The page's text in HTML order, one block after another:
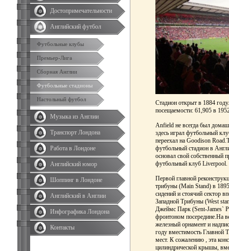
Достопримечательности
Английский футбол
Футбольные клубы
Премьер-Лига
Сборная Англии
Футбольные стадионы
Настольный футбол
Музыка из Англии
Транспорт Лондона
Работа в Лондоне
Английский юмор
Шоппинг в Лондоне
Английский в Англии
Инфографика Лондона
Контакты
Стадион открыт в 1884
посещаемости: 61,905 в
Anfield не всегда был
здесь играл футбольный
переехал на Goodison
футбольный стадион в
основал свой собственный
футбольный клуб Liverpool.
Первой главной
трибуны (Main Stand) в
сидений и стоячий сектор
Западной Трибуны (West
Джеймс Парк (Sent-James`
фронтоном посередине.На
железный орнамент и
году вместимость Главной
мест. К сожалению , эта
цилиндрической крышы,